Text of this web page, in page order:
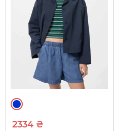
2334 ₴